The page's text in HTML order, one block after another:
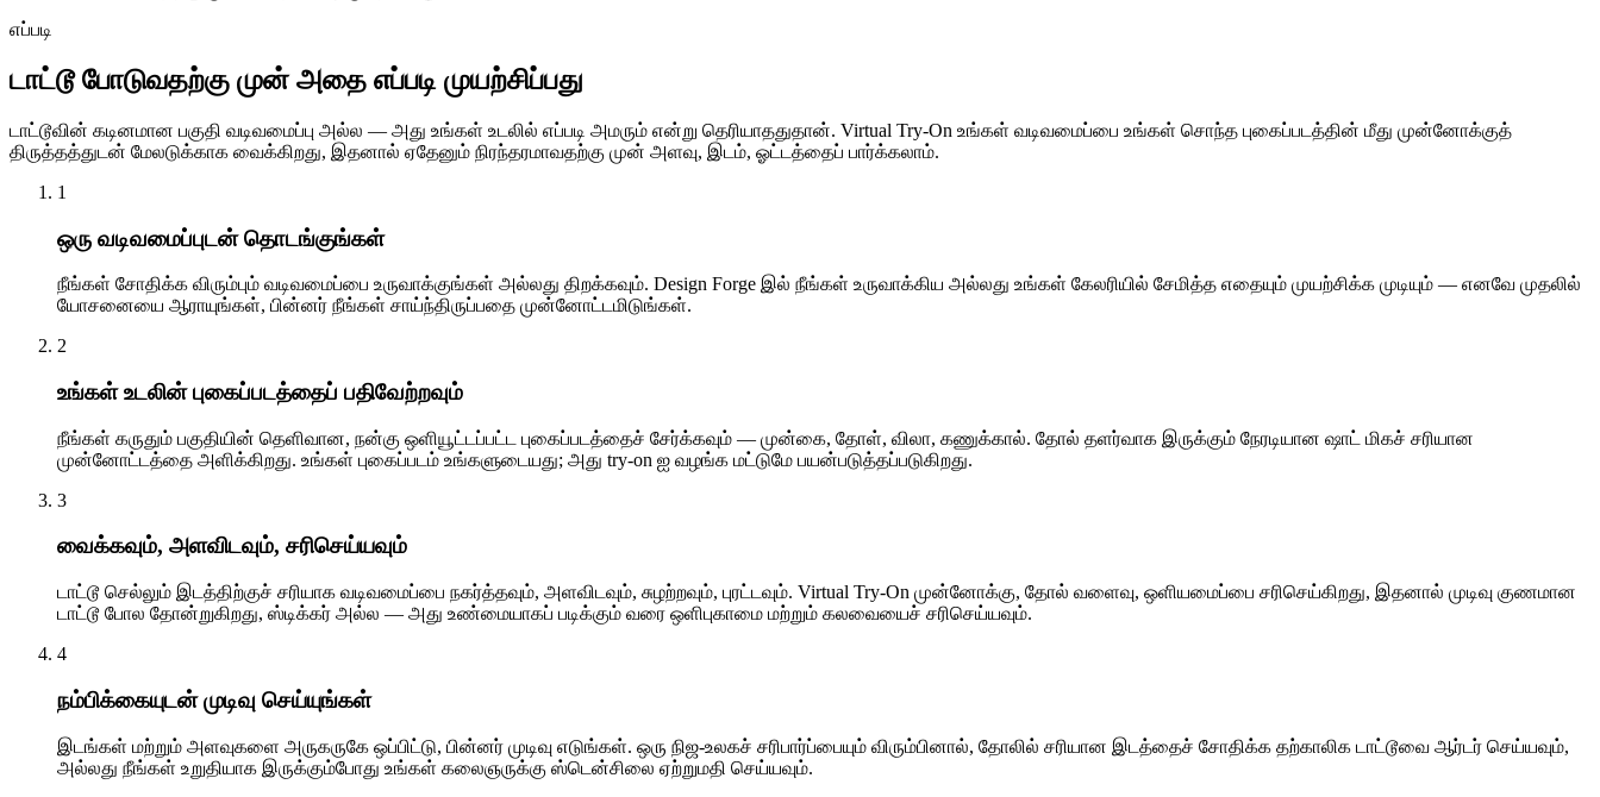
எப்படி
டாட்டூ போடுவதற்கு முன் அதை எப்படி முயற்சிப்பது
டாட்டூவின் கடினமான பகுதி வடிவமைப்பு அல்ல — அது உங்கள் உடலில் எப்படி அமரும் என்று தெரியாததுதான். Virtual Try-On உங்கள் வடிவமைப்பை உங்கள் சொந்த புகைப்படத்தின் மீது முன்னோக்குத்
திருத்தத்துடன் மேலடுக்காக வைக்கிறது, இதனால் ஏதேனும் நிரந்தரமாவதற்கு முன் அளவு, இடம், ஓட்டத்தைப் பார்க்கலாம்.
1
ஒரு வடிவமைப்புடன் தொடங்குங்கள்
நீங்கள் சோதிக்க விரும்பும் வடிவமைப்பை உருவாக்குங்கள் அல்லது திறக்கவும். Design Forge இல் நீங்கள் உருவாக்கிய அல்லது உங்கள் கேலரியில் சேமித்த எதையும் முயற்சிக்க முடியும் — எனவே முதலில்
யோசனையை ஆராயுங்கள், பின்னர் நீங்கள் சாய்ந்திருப்பதை முன்னோட்டமிடுங்கள்.
2
உங்கள் உடலின் புகைப்படத்தைப் பதிவேற்றவும்
நீங்கள் கருதும் பகுதியின் தெளிவான, நன்கு ஒளியூட்டப்பட்ட புகைப்படத்தைச் சேர்க்கவும் — முன்கை, தோள், விலா, கணுக்கால். தோல் தளர்வாக இருக்கும் நேரடியான ஷாட் மிகச் சரியான
முன்னோட்டத்தை அளிக்கிறது. உங்கள் புகைப்படம் உங்களுடையது; அது try-on ஐ வழங்க மட்டுமே பயன்படுத்தப்படுகிறது.
3
வைக்கவும், அளவிடவும், சரிசெய்யவும்
டாட்டூ செல்லும் இடத்திற்குச் சரியாக வடிவமைப்பை நகர்த்தவும், அளவிடவும், சுழற்றவும், புரட்டவும். Virtual Try-On முன்னோக்கு, தோல் வளைவு, ஒளியமைப்பை சரிசெய்கிறது, இதனால் முடிவு குணமான
டாட்டூ போல தோன்றுகிறது, ஸ்டிக்கர் அல்ல — அது உண்மையாகப் படிக்கும் வரை ஒளிபுகாமை மற்றும் கலவையைச் சரிசெய்யவும்.
4
நம்பிக்கையுடன் முடிவு செய்யுங்கள்
இடங்கள் மற்றும் அளவுகளை அருகருகே ஒப்பிட்டு, பின்னர் முடிவு எடுங்கள். ஒரு நிஜ-உலகச் சரிபார்ப்பையும் விரும்பினால், தோலில் சரியான இடத்தைச் சோதிக்க தற்காலிக டாட்டூவை ஆர்டர் செய்யவும்,
அல்லது நீங்கள் உறுதியாக இருக்கும்போது உங்கள் கலைஞருக்கு ஸ்டென்சிலை ஏற்றுமதி செய்யவும்.